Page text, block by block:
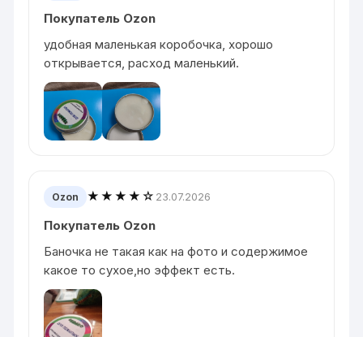
Покупатель Ozon
удобная маленькая коробочка, хорошо
открывается, расход маленький.
Ozon ★★★★☆ 23.07.2026
Покупатель Ozon
Баночка не такая как на фото и содержимое
какое то сухое,но эффект есть.